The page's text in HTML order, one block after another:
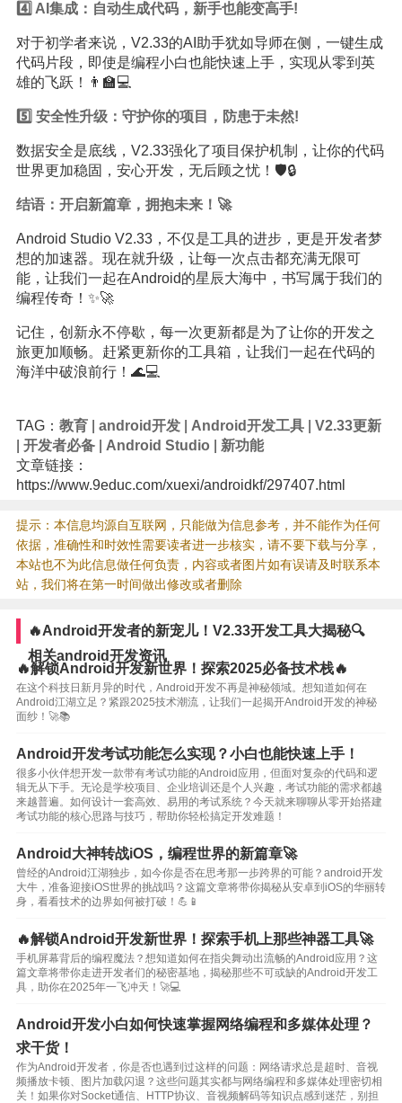
4️⃣ AI集成：自动生成代码，新手也能变高手!
对于初学者来说，V2.33的AI助手犹如导师在侧，一键生成
代码片段，即使是编程小白也能快速上手，实现从零到英
雄的飞跃！👨‍🏫💻
5️⃣ 安全性升级：守护你的项目，防患于未然!
数据安全是底线，V2.33强化了项目保护机制，让你的代码
世界更加稳固，安心开发，无后顾之忧！🛡️🔒
结语：开启新篇章，拥抱未来！🚀
Android Studio V2.33，不仅是工具的进步，更是开发者梦
想的加速器。现在就升级，让每一次点击都充满无限可
能，让我们一起在Android的星辰大海中，书写属于我们的
编程传奇！✨🚀
记住，创新永不停歇，每一次更新都是为了让你的开发之
旅更加顺畅。赶紧更新你的工具箱，让我们一起在代码的
海洋中破浪前行！🌊💻
TAG： 教育| android开发| Android开发工具| V2.33更新
开发者必备| Android Studio
新功能
文章链接：
https://www.9educ.com/xuexi/androidkf/297407.html
提示：本信息均源自互联网，只能做为信息参考，并不能作为任何
依据，准确性和时效性需要读者进一步核实，请不要下载与分享，
本站也不为此信息做任何负责，内容或者图片如有误请及时联系本
站，我们将在第一时间做出修改或者删除
🔥Android开发者的新宠儿！V2.33开发工具大揭秘🔍
相关android开发资讯
🔥解锁Android开发新世界！探索2025必备技术栈🔥
在这个科技日新月异的时代，Android开发不再是神秘领域。想知道如何在
Android江湖立足？紧跟2025技术潮流，让我们一起揭开Android开发的神秘
面纱！🚀📚
Android开发考试功能怎么实现？小白也能快速上手！
很多小伙伴想开发一款带有考试功能的Android应用，但面对复杂的代码和逻
辑无从下手。无论是学校项目、企业培训还是个人兴趣，考试功能的需求都越
来越普遍。如何设计一套高效、易用的考试系统？今天就来聊聊从零开始搭建
考试功能的核心思路与技巧，帮助你轻松搞定开发难题！
Android大神转战iOS，编程世界的新篇章🚀
曾经的Android江湖独步，如今你是否在思考那一步跨界的可能？android开发
大牛，准备迎接iOS世界的挑战吗？这篇文章将带你揭秘从安卓到iOS的华丽转
身，看看技术的边界如何被打破！💪📱
🔥解锁Android开发新世界！探索手机上那些神器工具🚀
手机屏幕背后的编程魔法？想知道如何在指尖舞动出流畅的Android应用？这
篇文章将带你走进开发者们的秘密基地，揭秘那些不可或缺的Android开发工
具，助你在2025年一飞冲天！🚀💻
Android开发小白如何快速掌握网络编程和多媒体处理？
求干货！
作为Android开发者，你是否也遇到过这样的问题：网络请求总是超时、音视
频播放卡顿、图片加载闪退？这些问题其实都与网络编程和多媒体处理密切相
关！如果你对Socket通信、HTTP协议、音视频解码等知识点感到迷茫，别担